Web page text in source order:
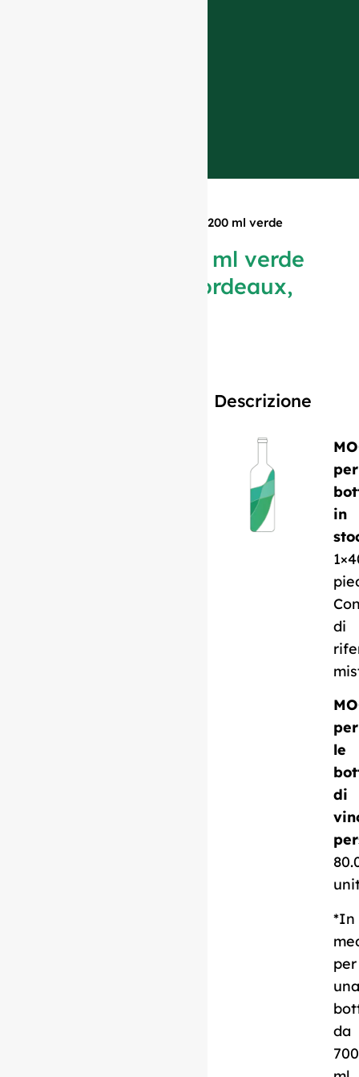
Bottiglia da 200 ml verde
Bottiglia da 200 ml verde
antico, forma Bordeaux,
Descrizione
per
in
di
per
le
di
*In
per
una
da
700